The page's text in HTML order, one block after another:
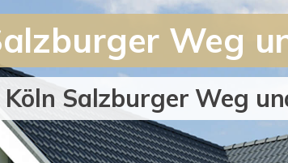
Weg
Salzburger Weg